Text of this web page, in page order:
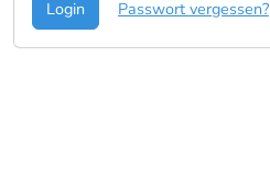
Login Passwort vergessen?